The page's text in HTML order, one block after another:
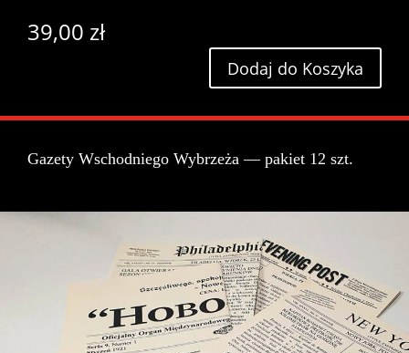
39,00 zł
Dodaj do Koszyka
Gazety Wschodniego Wybrzeża — pakiet 12 szt.